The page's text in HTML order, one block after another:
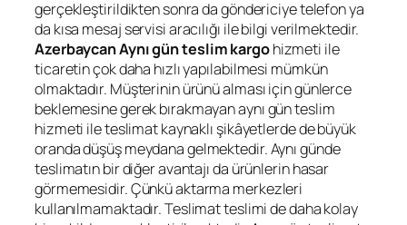
gerçekleştirildikten sonra da göndericiye telefon ya
da kısa mesaj servisi aracılığı ile bilgi verilmektedir.
AzerbaycanAynı gün teslim kargohizmeti ile
ticaretin çok daha hızlı yapılabilmesi mümkün
olmaktadır. Müşterinin ürünü alması için günlerce
beklemesine gerek bırakmayan aynı gün teslim
hizmeti ile teslimat kaynaklı şikâyetlerde de büyük
oranda düşüş meydana gelmektedir. Aynı günde
teslimatın bir diğer avantajı da ürünlerin hasar
görmemesidir. Çünkü aktarma merkezleri
kullanılmamaktadır. Teslimat teslimi de daha kolay